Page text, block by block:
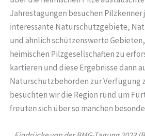
Jahrestagungen besuchen Pilzkenner
interessante Naturschutzgebiete,
und ähnlich schützenswerte
heimischen Pilzgesellschaften zu
kartieren und diese Ergebnisse dann
Naturschutzbehörden zur Verfügung
besuchten wir die Region rund um
freuten sich über so manchen